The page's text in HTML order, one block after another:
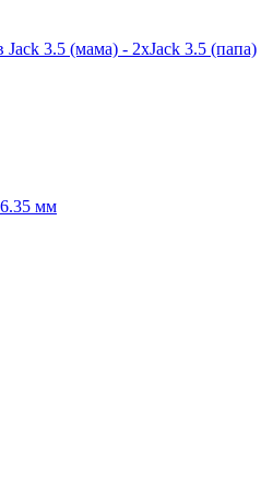
Jack 3.5 (мама) - 2xJack 3.5 (папа)
мм